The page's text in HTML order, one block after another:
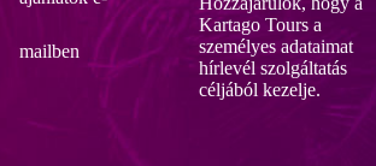
mailben
Kartago Tours a
személyes adataimat
hírlevél szolgáltatás
céljából kezelje.